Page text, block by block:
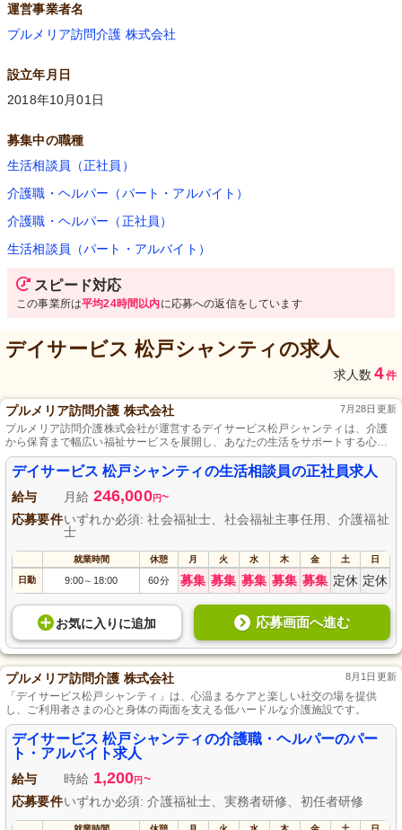
運営事業者名
プルメリア訪問介護 株式会社
設立年月日
2018年10月01日
募集中の職種
生活相談員（正社員）
介護職・ヘルパー（パート・アルバイト）
介護職・ヘルパー（正社員）
生活相談員（パート・アルバイト）
スピード対応
この事業所は平均24時間以内に応募への返信をしています
デイサービス 松戸シャンティ の求人
求人数 4件
プルメリア訪問介護 株式会社 7月28日更新
プルメリア訪問介護株式会社が運営するデイサービス松戸シャンティは、介護
から保育まで幅広い福祉サービスを展開し、あなたの生活をサポートする心地
よい施設です。
デイサービス 松戸シャンティの生活相談員の正社員求人
給与 月給 246,000円~
応募要件いずれか必須: 社会福祉士、社会福祉主事任用、介護福祉
士
就業時間 休憩 月 火 水 木 金 土 日
日勤 9:00～ 18:00 60分 募集 募集 募集 募集 募集 定休 定休
お気に入り に追加 応募画面へ進む
プルメリア訪問介護 株式会社 8月1日更新
「デイサービス松戸シャンティ」は、心温まるケアと楽しい社交の場を提供
し、ご利用者さまの心と身体の両面を支える低ハードルな介護施設です。
デイサービス 松戸シャンティの介護職・ヘルパーのパー
ト・アルバイト求人
給与 時給 1,200円 ~
応募要件いずれか必須: 介護福祉士、実務者研修、初任者研修